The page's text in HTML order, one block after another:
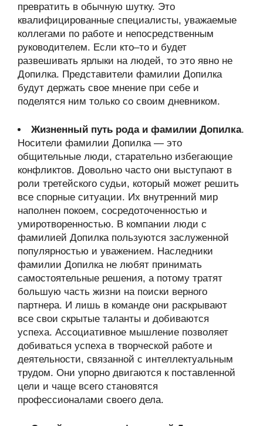
превратить в обычную шутку. Это
квалифицированные специалисты, уважаемые
коллегами по работе и непосредственным
руководителем. Если кто–то и будет
развешивать ярлыки на людей, то это явно не
Допилка. Представители фамилии Допилка
будут держать свое мнение при себе и
поделятся ним только со своим дневником.
Жизненный путь рода и фамилии Допилка.
Носители фамилии Допилка — это
общительные люди, старательно избегающие
конфликтов. Довольно часто они выступают в
роли третейского судьи, который может решить
все спорные ситуации. Их внутренний мир
наполнен покоем, сосредоточенностью и
умиротворенностью. В компании люди с
фамилией Допилка пользуются заслуженной
популярностью и уважением. Наследники
фамилии Допилка не любят принимать
самостоятельные решения, а потому тратят
большую часть жизни на поиски верного
партнера. И лишь в команде они раскрывают
все свои скрытые таланты и добиваются
успеха. Ассоциативное мышление позволяет
добиваться успеха в творческой работе и
деятельности, связанной с интеллектуальным
трудом. Они упорно двигаются к поставленной
цели и чаще всего становятся
профессионалами своего дела.